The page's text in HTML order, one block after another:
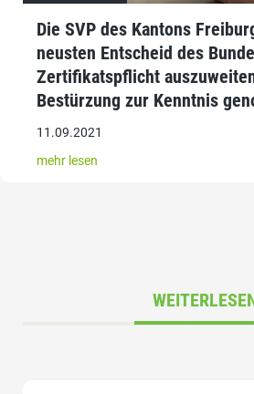
Die SVP des Kantons
neusten Entscheid des
Zertifikatspflicht
Bestürzung zur Kenntnis
11.09.2021
mehr lesen